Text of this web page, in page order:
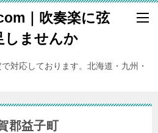
｜吹奏楽に弦
しませんか
対応しております。北海道・九州・
郡益子町